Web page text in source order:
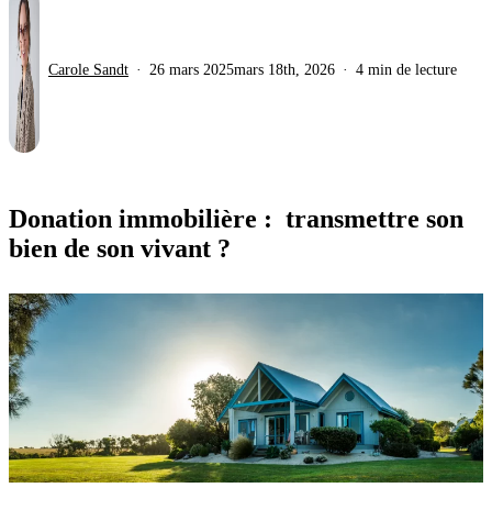
Carole Sandt 26 mars 2025mars 18th, 2026 4 min de lecture
Donation immobilière : transmettre son
bien de son vivant ?